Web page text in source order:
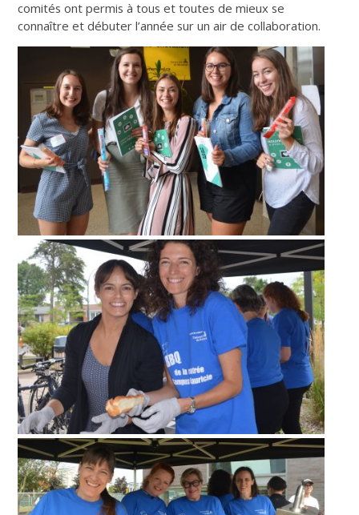
comités ont permis à tous et toutes de mieux se
connaître et débuter l’année sur un air de collaboration.